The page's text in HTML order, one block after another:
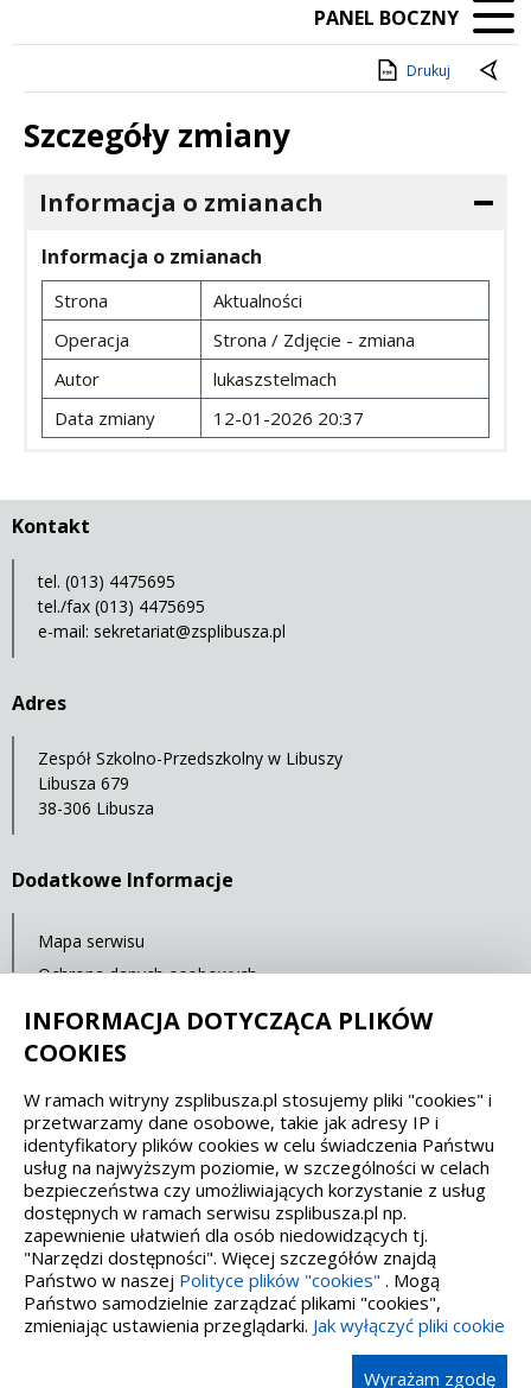
PANEL BOCZNY
Drukuj
Szczegóły zmiany
Informacja o zmianach
Informacja o zmianach
Strona
Aktualności
Operacja
Strona / Zdjęcie - zmiana
Autor
lukaszstelmach
Data zmiany
12-01-2026 20:37
Kontakt
tel. (013) 4475695
tel./fax (013) 4475695
e-mail: sekretariat@zsplibusza.pl
Adres
Zespół Szkolno-Przedszkolny w Libuszy
Libusza 679
38-306 Libusza
Dodatkowe Informacje
Mapa serwisu
Ochrona danych osobowych
Statystyki oglądalności
Spełniamy standardy dostępności oraz W3C
WCAG 2.1 SECTION 508 EAA/EN 301549
IS 5568
INFORMACJA DOTYCZĄCA PLIKÓW
COOKIES
W ramach witryny zsplibusza.pl stosujemy pliki "cookies" i
przetwarzamy dane osobowe, takie jak adresy IP i
identyfikatory plików cookies w celu świadczenia Państwu
usług na najwyższym poziomie, w szczególności w celach
bezpieczeństwa czy umożliwiających korzystanie z usług
dostępnych w ramach serwisu zsplibusza.pl np.
zapewnienie ułatwień dla osób niedowidzących tj.
"Narzędzi dostępności". Więcej szczegółów znajdą
Państwo w naszej Polityce plików "cookies" . Mogą
Państwo samodzielnie zarządzać plikami "cookies",
zmieniając ustawienia przeglądarki. Jak wyłączyć pliki cookie
Wyrażam zgodę